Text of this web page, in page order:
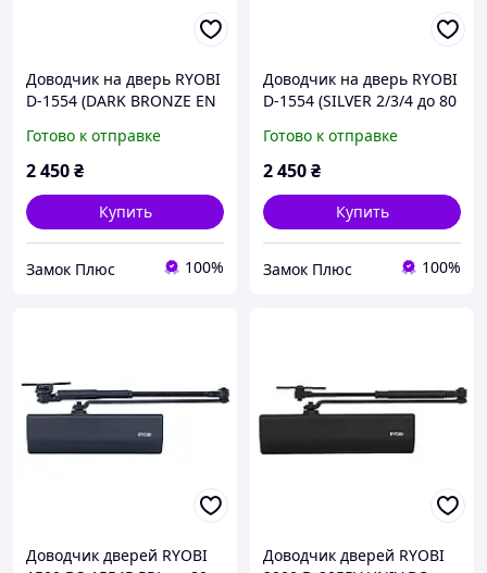
Доводчик на дверь RYOBI
D-1554 (DARK BRONZE EN
Готово к отправке
2 450₴
Купить
Замок Плюс 100%
Доводчик на дверь RYOBI
D-1554 (SILVER 2/3/4 до 80
Готово к отправке
2 450₴
Купить
Замок Плюс 100%
Доводчик дверей RYOBI
Доводчик дверей RYOBI